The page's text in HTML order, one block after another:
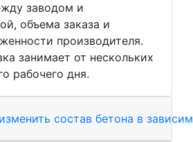
заводом и
объема заказа и
производителя.
занимает от нескольких
рабочего дня.
состав бетона в